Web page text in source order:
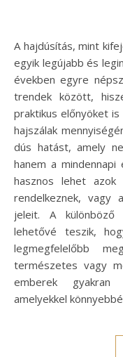
A hajdúsítás, mint kifejezés, a haj és a frizura formálásának
egyik legújabb és
években egyre
trendek között,
praktikus előnyöket is
hajszálak
dús hatást, amely
hanem a mindennapi
hasznos lehet azok
rendelkeznek, vagy
jeleit. A különböző
lehetővé teszik,
legmegfelelőbb
természetes vagy
emberek gyakran
amelyekkel